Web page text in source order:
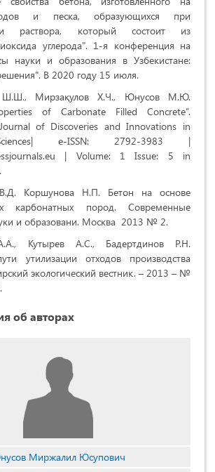
и песка, образующихся при
раствора, который состоит из
углерода". 1-я конференция на
науки и образования в Узбекистане:
В 2020 году 15 июля.
Ш.Ш., Мирзақулов Х.Ч., Юнусов М.Ю.
of Carbonate Filled Concrete”.
of Discoveries and Innovations in
e-ISSN: 2792-3983 |
| Volume: 1 Issue: 5 in
Коршунова Н.П. Бетон на основе
карбонатных пород. Современные
и образовани. Москва 2013 № 2.
Кутырев А.С., Бадертдинов Р.Н.
утилизации отходов производства
экологический вестник. – 2013 – №
об авторах
Миржалил Юсупович